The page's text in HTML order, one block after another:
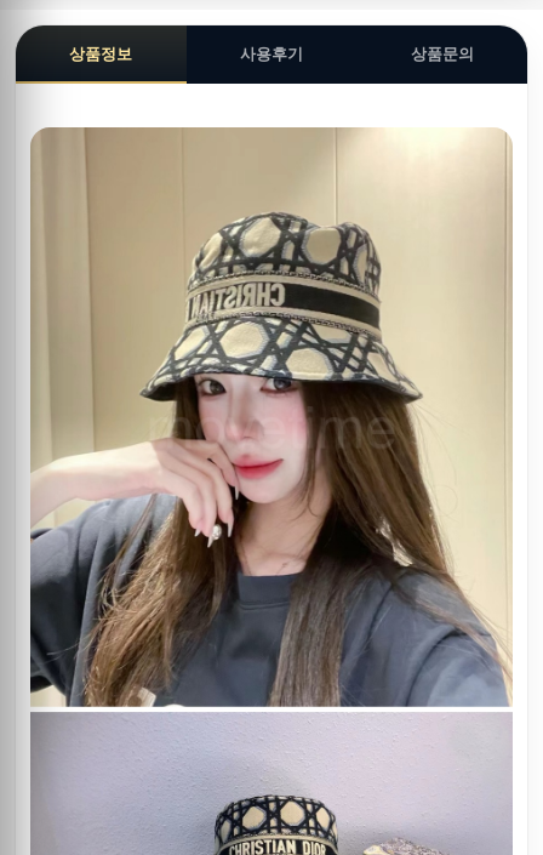
상품정보 사용후기 상품문의